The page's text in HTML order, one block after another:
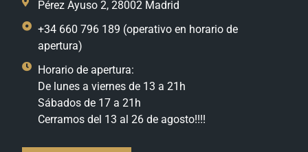
Pérez Ayuso 2, 28002 Madrid
+34 660 796 189 (operativo en horario de
apertura)
Horario de apertura:
De lunes a viernes de 13 a 21h
Sábados de 17 a 21h
Cerramos del 13 al 26 de agosto!!!!